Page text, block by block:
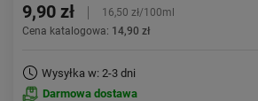
9,90 zł
16,50 zł/100ml
Cena katalogowa: 14,90 zł
Wysyłka w: 2-3 dni
Darmowa dostawa